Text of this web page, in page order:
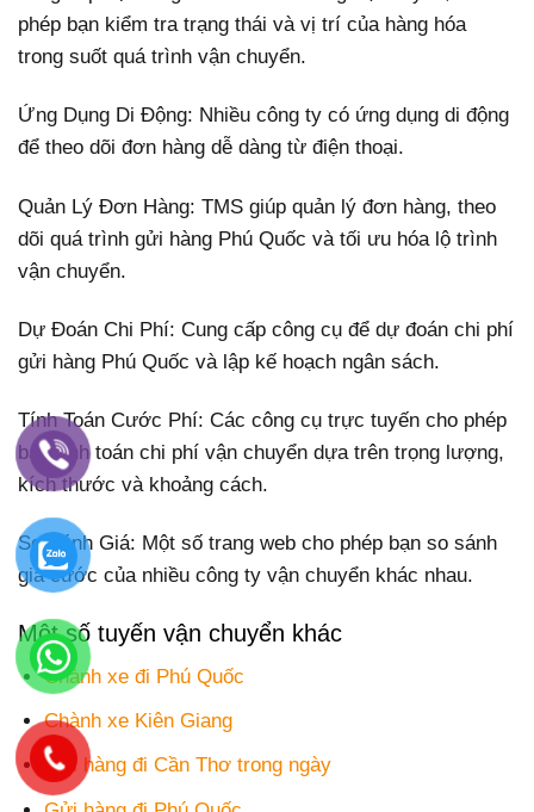
phép bạn kiểm tra trạng thái và vị trí của hàng hóa
trong suốt quá trình vận chuyển.
Ứng Dụng Di Động: Nhiều công ty có ứng dụng di động
để theo dõi đơn hàng dễ dàng từ điện thoại.
Quản Lý Đơn Hàng: TMS giúp quản lý đơn hàng, theo
dõi quá trình gửi hàng Phú Quốc và tối ưu hóa lộ trình
vận chuyển.
Dự Đoán Chi Phí: Cung cấp công cụ để dự đoán chi phí
gửi hàng Phú Quốc và lập kế hoạch ngân sách.
Tính Toán Cước Phí: Các công cụ trực tuyến cho phép
bạn tính toán chi phí vận chuyển dựa trên trọng lượng,
kích thước và khoảng cách.
So Sánh Giá: Một số trang web cho phép bạn so sánh
giá cước của nhiều công ty vận chuyển khác nhau.
Một số tuyến vận chuyển khác
Chành xe đi Phú Quốc
Chành xe Kiên Giang
Gửi hàng đi Cần Thơ trong ngày